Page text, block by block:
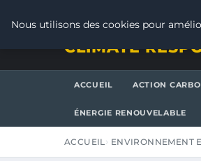
CLIMATE
ACCUEIL ACTION
ÉNERGIE RENOUVELABLE
ACCUEIL ENVIRONNEMENT
Nous utilisons des cookies pour